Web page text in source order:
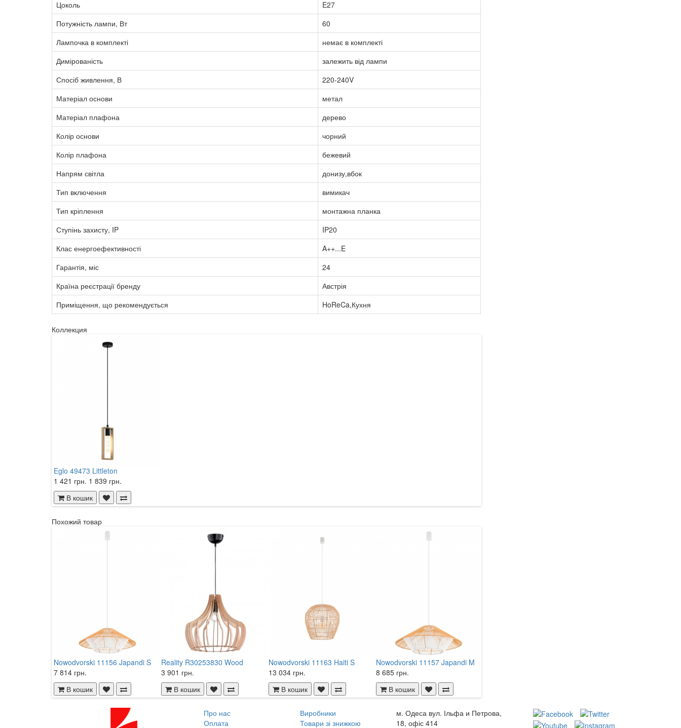
Цоколь
E27
Потужність лампи, Вт
60
Лампочка в комплекті
немає в комплекті
Димірованість
залежить від лампи
Спосіб живлення, В
220-240V
Матеріал основи
метал
Матеріал плафона
дерево
Колір основи
чорний
Колір плафона
бежевий
Напрям світла
донизу,вбок
Тип включення
вимикач
Тип кріплення
монтажна планка
Ступінь захисту, IP
IP20
Клас енергоефективності
A++...E
Гарантія, міс
24
Країна реєстрації бренду
Австрія
Приміщення, що рекомендується
HoReCa,Кухня
Коллекция
Eglo 49473 Littleton
1 421 грн. 1 839 грн.
В кошик
Похожий товар
Nowodvorski 11156 Japandi S
7 814 грн.
В кошик
Reality R30253830 Wood
3 901 грн.
В кошик
Nowodvorski 11163 Haiti S
13 034 грн.
В кошик
Nowodvorski 11157 Japandi M
8 685 грн.
В кошик
Про нас
Оплата
Виробники
Товари зі знижкою
м. Одеса вул. Ільфа и Петрова,
18, офіс 414